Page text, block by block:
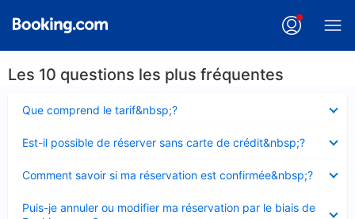
Les 10 questions les plus fréquentes
Que comprend le tarif&nbsp;?
fermé
Est-il possible de réserver sans carte de crédit&nbsp;?
fermé
Comment savoir si ma réservation est confirmée&nbsp;?
fermé
Puis-je annuler ou modifier ma réservation par le biais de
fermé